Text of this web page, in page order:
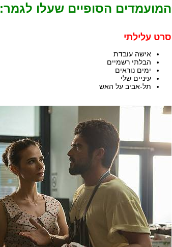
המועמדים הסופיים שעלו לגמר:
סרט עלילתי
אישה עובדת
הבלתי רשמיים
ימים נוראים
עיניים שלי
תל-אביב על האש